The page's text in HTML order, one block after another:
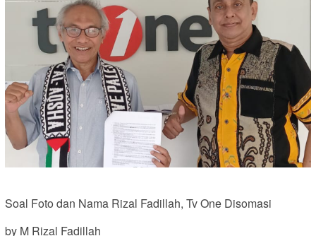
Soal Foto dan Nama Rizal Fadillah, Tv One Disomasi
by M Rizal Fadillah